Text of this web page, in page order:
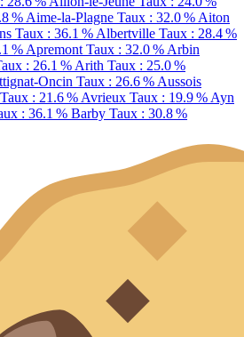
% Aime-la-Plagne Taux : 32.0 % Aiton
Taux : 36.1 % Albertville Taux : 28.4 %
% Apremont Taux : 32.0 % Arbin
: 26.1 % Arith Taux : 25.0 %
Oncin Taux : 26.6 % Aussois
Taux : 21.6 % Avrieux Taux : 19.9 % Ayn
: 36.1 % Barby Taux : 30.8 %